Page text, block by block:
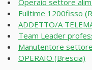
Operaio settore
Fulltime 1200fisso
ADDETTO/A
Team Leader
Manutentore
OPERAIO (Brescia)